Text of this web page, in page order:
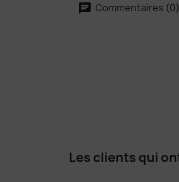
Commentaires (0)
Les clients qui